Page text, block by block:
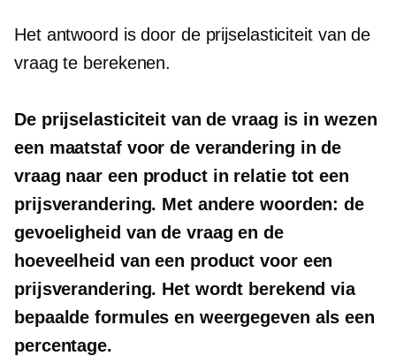
Het antwoord is door de prijselasticiteit van de
vraag te berekenen.
De prijselasticiteit van de vraag is in wezen
een maatstaf voor de verandering in de
vraag naar een product in relatie tot een
prijsverandering. Met andere woorden: de
gevoeligheid van de vraag en de
hoeveelheid van een product voor een
prijsverandering. Het wordt berekend via
bepaalde formules en weergegeven als een
percentage.